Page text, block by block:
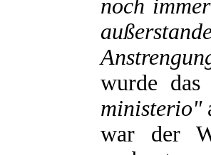
noch
wurde
ministerio"
war der